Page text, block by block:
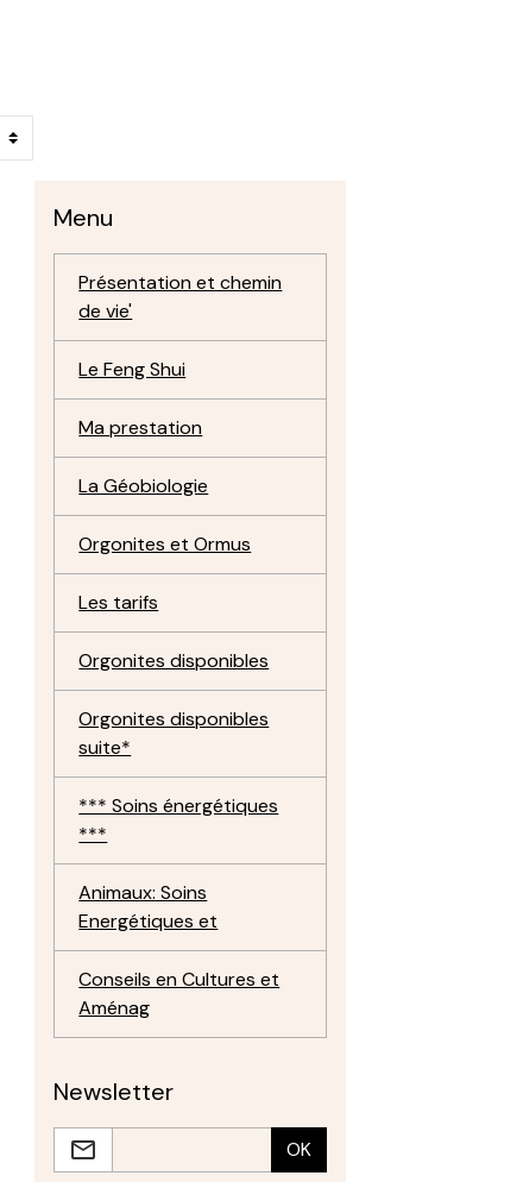
Menu
Présentation et chemin
de vie'
Le Feng Shui
Ma prestation
La Géobiologie
Orgonites et Ormus
Les tarifs
Orgonites disponibles
Orgonites disponibles
suite*
*** Soins énergétiques
***
Animaux: Soins
Energétiques et
Conseils en Cultures et
Aménag
Newsletter
OK